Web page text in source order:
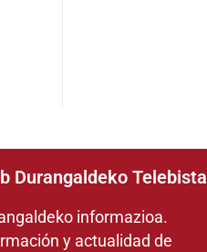
Durangaldeko Telebista
informazioa.
y actualidad de